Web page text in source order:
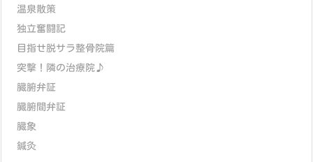
温泉散策
独立奮闘記
目指せ脱サラ整骨院篇
突撃！隣の治療院♪
臓腑弁証
臓腑間弁証
臓象
鍼灸